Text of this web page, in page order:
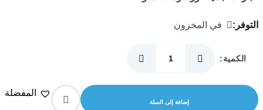
التوفر: في المخزون
الكمية:
رموزنا
إضافة إلى السلة
المفضلة